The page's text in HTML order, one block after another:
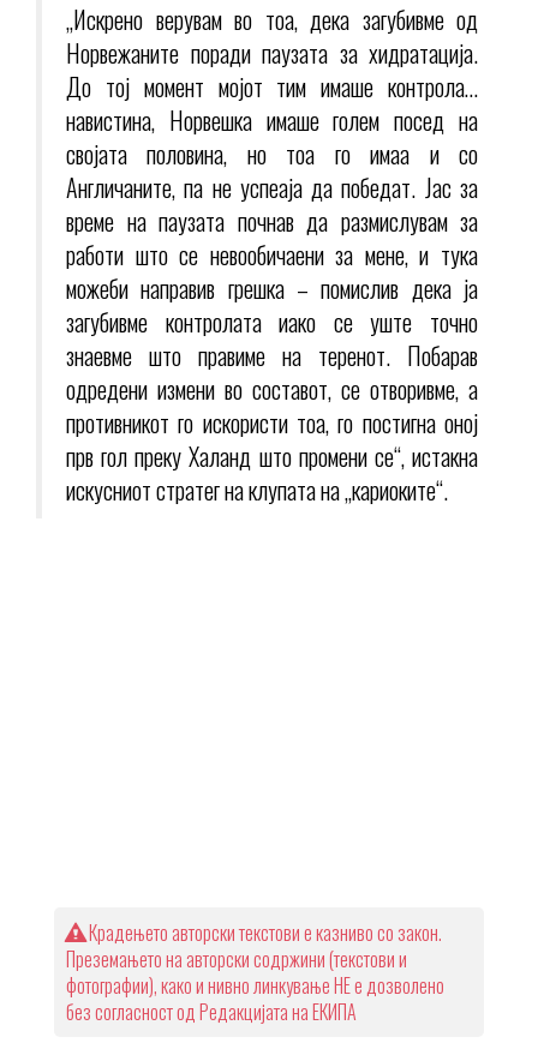
„Искрено верувам во тоа, дека загубивме од
Норвежаните поради паузата за хидратација.
До тој момент мојот тим имаше контрола…
навистина, Норвешка имаше голем посед на
својата половина, но тоа го имаа и со
Англичаните, па не успеаја да победат. Јас за
време на паузата почнав да размислувам за
работи што се невообичаени за мене, и тука
можеби направив грешка – помислив дека ја
загубивме контролата иако се уште точно
знаевме што правиме на теренот. Побарав
одредени измени во составот, се отворивме, а
противникот го искористи тоа, го постигна оној
прв гол преку Халанд што промени се“, истакна
искусниот стратег на клупата на „кариоките“.
Крадењето авторски текстови е казниво со закон.
Преземањето на авторски содржини (текстови и
фотографии), како и нивно линкување НЕ е дозволено
без согласност од Редакцијата на ЕКИПА